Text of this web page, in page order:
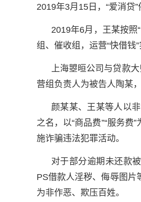
2019年3月15日，“爱消贷”
2019年6月，王某按照
组、催收组，运营“快借钱
上海曌晅公司与贷款
营组负责人为被告人陶某
颜某某、王某等人以
之名，以“商品费”“服务
施诈骗违法犯罪活动。
对于部分逾期未还款
PS借款人淫秽、侮辱图片
为非作恶、欺压百姓。